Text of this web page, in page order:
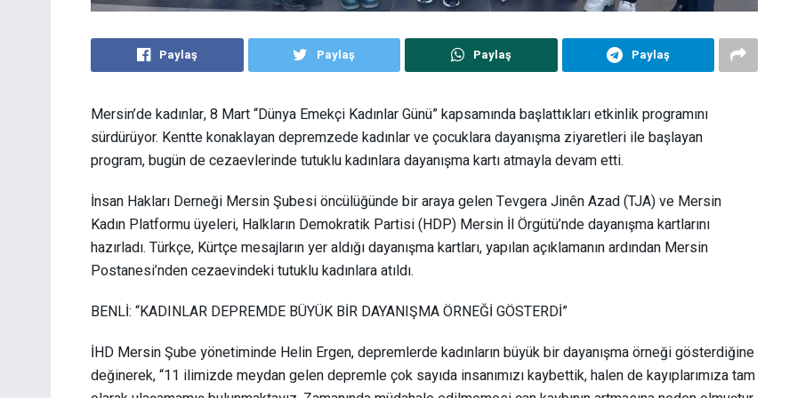
Paylaş Paylaş Paylaş Paylaş
Mersin’de kadınlar, 8 Mart“Dünya Emekçi Kadınlar Günü”kapsamında başlattıkları etkinlik programını
sürdürüyor. Kentte konaklayan depremzede kadınlar ve çocuklara dayanışma ziyaretleri ile başlayan
program, bugün de cezaevlerinde tutuklu kadınlara dayanışma kartı atmayla devam etti.
İnsan Hakları Derneği Mersin Şubesi öncülüğünde bir araya gelen Tevgera Jinên Azad (TJA) ve Mersin
Kadın Platformu üyeleri, Halkların Demokratik Partisi (HDP) Mersin İl Örgütü’nde dayanışma kartlarını
hazırladı. Türkçe, Kürtçe mesajların yer aldığı dayanışma kartları, yapılan açıklamanın ardından Mersin
Postanesi’nden cezaevindeki tutuklu kadınlara atıldı.
BENLİ: “KADINLAR DEPREMDE BÜYÜK BİR DAYANIŞMA ÖRNEĞİ GÖSTERDİ”
İHD Mersin Şube yönetiminde Helin Ergen, depremlerde kadınların büyük bir dayanışma örneği gösterdiğine
değinerek, “11 ilimizde meydan gelen depremle çok sayıda insanımızı kaybettik, halen de kayıplarımıza tam